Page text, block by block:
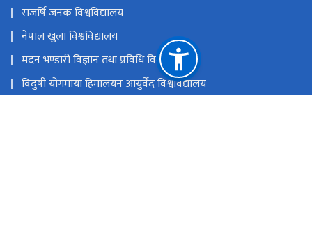
राजर्षि जनक विश्वविद्यालय
नेपाल खुला विश्वविद्यालय
मदन भण्डारी विज्ञान तथा प्रविधि विश्वविद्यालय
विदुषी योगमाया हिमालयन आयुर्वेद विश्वविद्यालय